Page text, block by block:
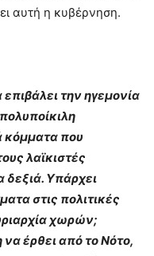
αυτή η κυβέρνηση.
την ηγεμονία
κόμματα που
λαϊκιστές
δεξιά. Υπάρχει
στις πολιτικές
χωρών;
έρθει από το Νότο,